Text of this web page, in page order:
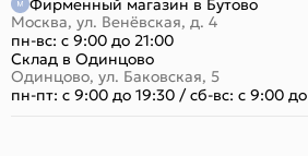
Фирменный магазин в Бутово
Москва, ул. Венёвская, д. 4
пн-вс: с 9:00 до 21:00
Склад в Одинцово
Одинцово, ул. Баковская, 5
пн-пт: с 9:00 до 19:30 /сб-вс: с 9:00